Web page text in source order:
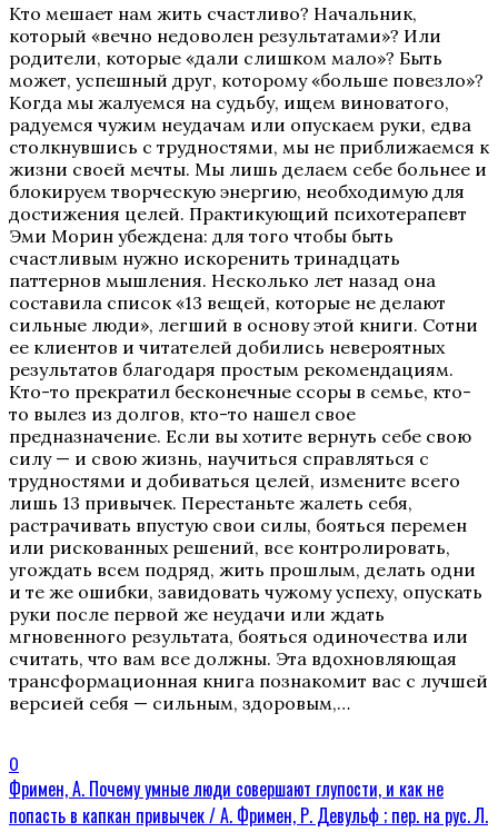
Кто мешает нам жить счастливо? Начальник,
который «вечно недоволен результатами»? Или
родители, которые «дали слишком мало»? Быть
может, успешный друг, которому «больше повезло»?
Когда мы жалуемся на судьбу, ищем виноватого,
радуемся чужим неудачам или опускаем руки, едва
столкнувшись с трудностями, мы не приближаемся к
жизни своей мечты. Мы лишь делаем себе больнее и
блокируем творческую энергию, необходимую для
достижения целей. Практикующий психотерапевт
Эми Морин убеждена: для того чтобы быть
счастливым нужно искоренить тринадцать
паттернов мышления. Несколько лет назад она
составила список «13 вещей, которые не делают
сильные люди», легший в основу этой книги. Сотни
ее клиентов и читателей добились невероятных
результатов благодаря простым рекомендациям.
Кто-то прекратил бесконечные ссоры в семье, кто-
то вылез из долгов, кто-то нашел свое
предназначение. Если вы хотите вернуть себе свою
силу — и свою жизнь, научиться справляться с
трудностями и добиваться целей, измените всего
лишь 13 привычек. Перестаньте жалеть себя,
растрачивать впустую свои силы, бояться перемен
или рискованных решений, все контролировать,
угождать всем подряд, жить прошлым, делать одни
и те же ошибки, завидовать чужому успеху, опускать
руки после первой же неудачи или ждать
мгновенного результата, бояться одиночества или
считать, что вам все должны. Эта вдохновляющая
трансформационная книга познакомит вас с лучшей
версией себя — сильным, здоровым,…
0
Фримен, А. Почему умные люди совершают глупости, и как не
попасть в капкан привычек / А. Фримен, Р. Девульф ; пер. на рус. Л.